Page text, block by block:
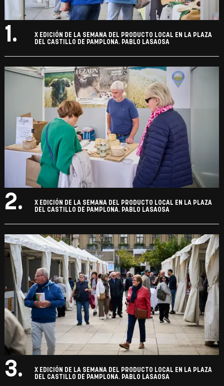
1.
X EDICIÓN DE LA SEMANA DEL PRODUCTO LOCAL EN LA PLAZA
DEL CASTILLO DE PAMPLONA. PABLO LASAOSA
2.
X EDICIÓN DE LA SEMANA DEL PRODUCTO LOCAL EN LA PLAZA
DEL CASTILLO DE PAMPLONA. PABLO LASAOSA
3.
X EDICIÓN DE LA SEMANA DEL PRODUCTO LOCAL EN LA PLAZA
DEL CASTILLO DE PAMPLONA. PABLO LASAOSA